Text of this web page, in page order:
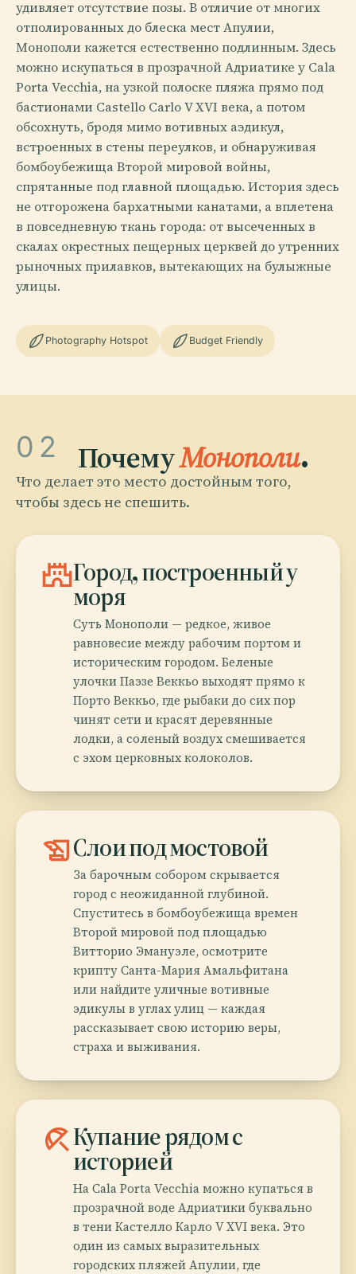
удивляет отсутствие позы. В отличие от многих
отполированных до блеска мест Апулии,
Монополи кажется естественно подлинным. Здесь
можно искупаться в прозрачной Адриатике у Cala
Porta Vecchia, на узкой полоске пляжа прямо под
бастионами Castello Carlo V XVI века, а потом
обсохнуть, бродя мимо вотивных аэдикул,
встроенных в стены переулков, и обнаруживая
бомбоубежища Второй мировой войны,
спрятанные под главной площадью. История здесь
не отгорожена бархатными канатами, а вплетена
в повседневную ткань города: от высеченных в
скалах окрестных пещерных церквей до утренних
рыночных прилавков, вытекающих на булыжные
улицы.
Photography Hotspot Budget Friendly
02 ПочемуМонополи.
Что делает это место достойным того,
чтобы здесь не спешить.
castleГород, построенный у
моря
Суть Монополи — редкое, живое
равновесие между рабочим портом и
историческим городом. Беленые
улочки Паэзе Веккьо выходят прямо к
Порто Веккьо, где рыбаки до сих пор
чинят сети и красят деревянные
лодки, а соленый воздух смешивается
с эхом церковных колоколов.
history_eduСлои под мостовой
За барочным собором скрывается
город с неожиданной глубиной.
Спуститесь в бомбоубежища времен
Второй мировой под площадью
Витторио Эмануэле, осмотрите
крипту Санта-Мария Амальфитана
или найдите уличные вотивные
эдикулы в углах улиц — каждая
рассказывает свою историю веры,
страха и выживания.
beach_accessКупание рядом с
историей
На Cala Porta Vecchia можно купаться в
прозрачной воде Адриатики буквально
в тени Кастелло Карло V XVI века. Это
один из самых выразительных
городских пляжей Апулии, где